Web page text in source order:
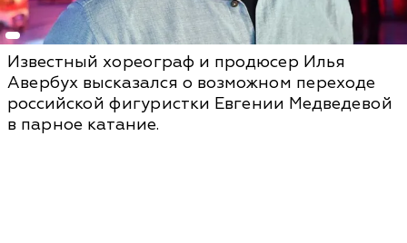
Известный хореограф и продюсер Илья
Авербух высказался о возможном переходе
российской фигуристки Евгении Медведевой
в парное катание.